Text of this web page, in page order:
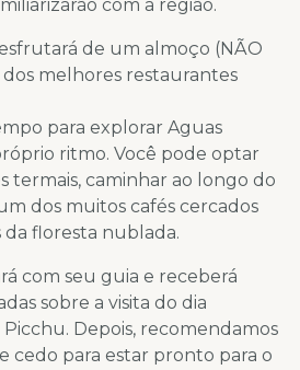
com a região.
de um almoço (NÃO
melhores restaurantes
para explorar Aguas
ritmo. Você pode optar
termais, caminhar ao longo do
dos muitos cafés cercados
da floresta nublada.
com seu guia e receberá
sobre a visita do dia
Depois, recomendamos
cedo para estar pronto para o